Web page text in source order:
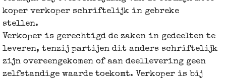
koper verkoper schriftelijk in gebreke
stellen.
Verkoper is gerechtigd de zaken in gedeelten te
leveren, tenzij partijen dit anders schriftelijk
zijn overeengekomen of aan deellevering geen
zelfstandige waarde toekomt. Verkoper is bij